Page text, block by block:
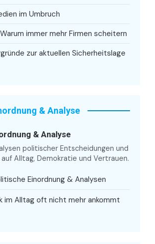
im Umbruch
immer mehr Firmen scheitern
zur aktuellen Sicherheitslage
& Analyse
& Analyse
politischer Entscheidungen und
auf Alltag, Demokratie und Vertrauen.
Einordnung & Analysen
im Alltag oft nicht mehr ankommt